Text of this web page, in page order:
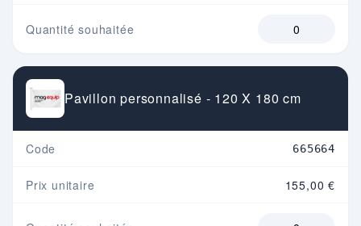
Quantité souhaitée
Pavillon personnalisé - 120 X 180 cm
Code 665664
Prix unitaire 155,00 €